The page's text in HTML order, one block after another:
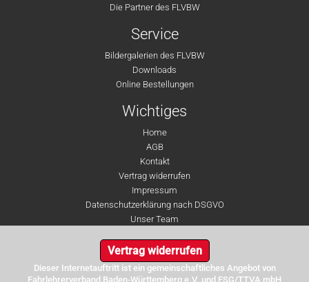
Die Partner des FLVBW
Service
Bildergalerien des FLVBW
Downloads
Online Bestellungen
Wichtiges
Home
AGB
Kontakt
Vertrag widerrufen
Impressum
Datenschutzerklärung nach DSGVO
Unser Team
Vertrag widerrufen
Dieser Internetauftritt ist ein gemeinschaftliches Angebot von
Fahrlehrerverband Baden-Württemberg e.V. und FSG/TTVA mbH